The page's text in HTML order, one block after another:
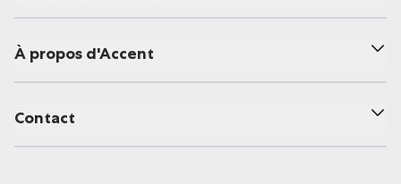
À propos d'Accent
Contact